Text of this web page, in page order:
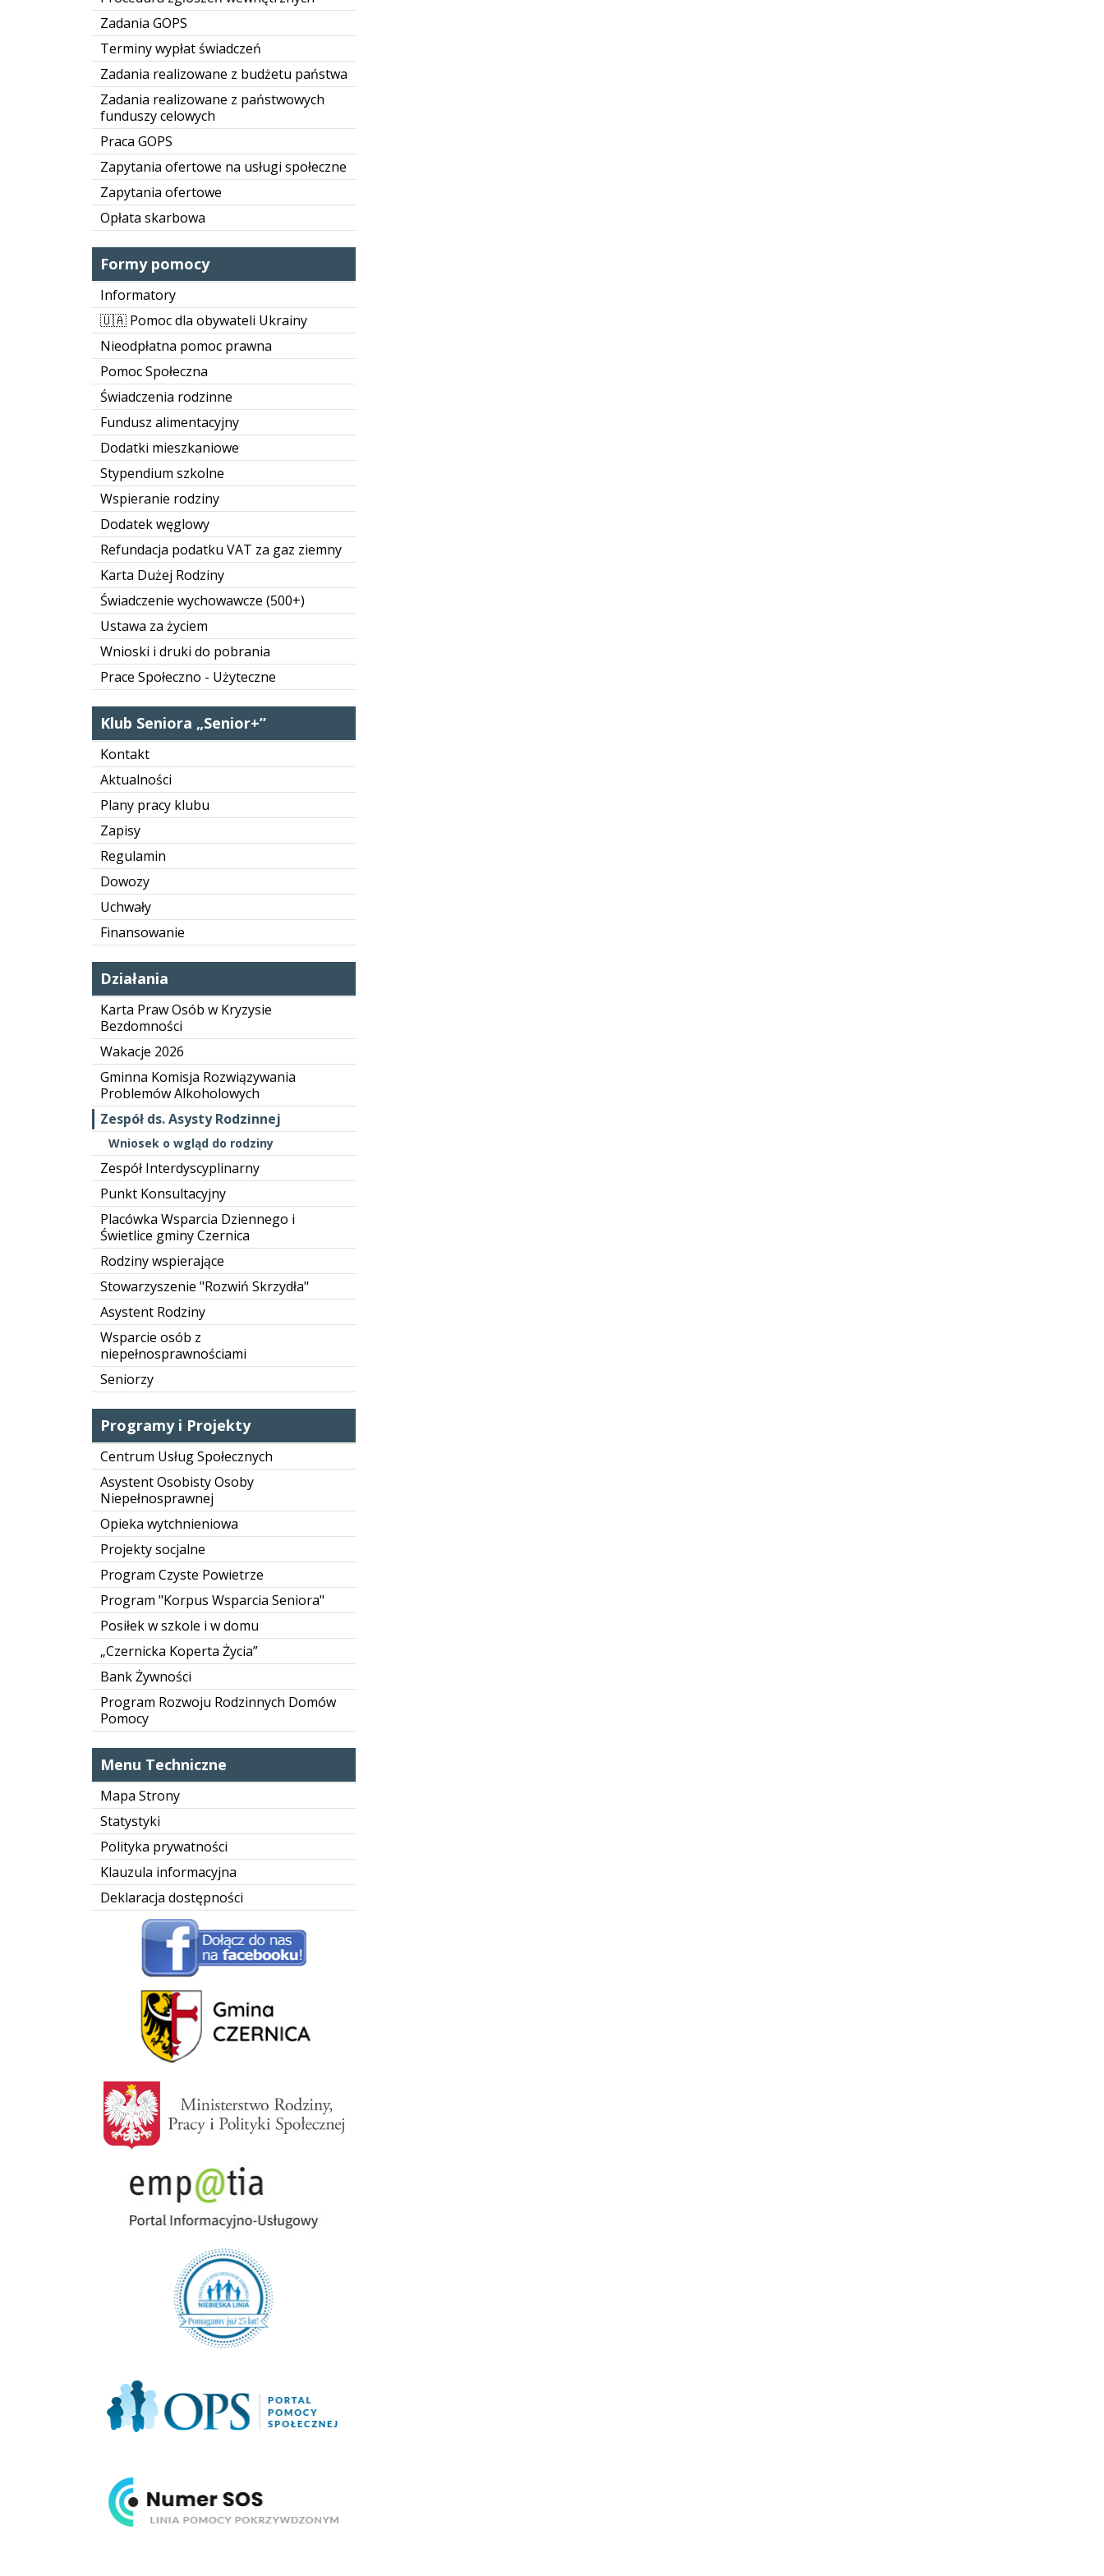
Zadania GOPS
Terminy wypłat świadczeń
Zadania realizowane z budżetu państwa
Zadania realizowane z państwowych
funduszy celowych
Praca GOPS
Zapytania ofertowe na usługi społeczne
Zapytania ofertowe
Opłata skarbowa
Formy pomocy
Informatory
🇺🇦 Pomoc dla obywateli Ukrainy
Nieodpłatna pomoc prawna
Pomoc Społeczna
Świadczenia rodzinne
Fundusz alimentacyjny
Dodatki mieszkaniowe
Stypendium szkolne
Wspieranie rodziny
Dodatek węglowy
Refundacja podatku VAT za gaz ziemny
Karta Dużej Rodziny
Świadczenie wychowawcze (500+)
Ustawa za życiem
Wnioski i druki do pobrania
Prace Społeczno - Użyteczne
Klub Seniora „Senior+”
Kontakt
Aktualności
Plany pracy klubu
Zapisy
Regulamin
Dowozy
Uchwały
Finansowanie
Działania
Karta Praw Osób w Kryzysie
Bezdomności
Wakacje 2026
Gminna Komisja Rozwiązywania
Problemów Alkoholowych
Zespół ds. Asysty Rodzinnej
Wniosek o wgląd do rodziny
Zespół Interdyscyplinarny
Punkt Konsultacyjny
Placówka Wsparcia Dziennego i
Świetlice gminy Czernica
Rodziny wspierające
Stowarzyszenie "Rozwiń Skrzydła"
Asystent Rodziny
Wsparcie osób z
niepełnosprawnościami
Seniorzy
Programy i Projekty
Centrum Usług Społecznych
Asystent Osobisty Osoby
Niepełnosprawnej
Opieka wytchnieniowa
Projekty socjalne
Program Czyste Powietrze
Program "Korpus Wsparcia Seniora"
Posiłek w szkole i w domu
„Czernicka Koperta Życia”
Bank Żywności
Program Rozwoju Rodzinnych Domów
Pomocy
Menu Techniczne
Mapa Strony
Statystyki
Polityka prywatności
Klauzula informacyjna
Deklaracja dostępności
Facebook - GOPS Czernica
Gmina Czernica
Ministerstwo Rodziny i Polityki Społecznej